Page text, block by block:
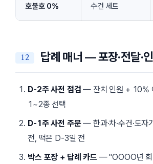
호불호 0% 수건 세트
답례 매너 — 포장·전달·
D-2주 사전 점검 — 잔치 인원 + 10%
1~2종 선택
D-1주 사전 주문— 한과·차·수건·도자
전, 떡은 D-3일 전
박스 포장 + 답례 카드 — OOOO년 회